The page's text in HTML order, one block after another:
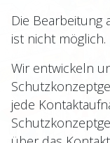
Die Bearbeitung
ist nicht möglich.
Wir entwickeln
jede